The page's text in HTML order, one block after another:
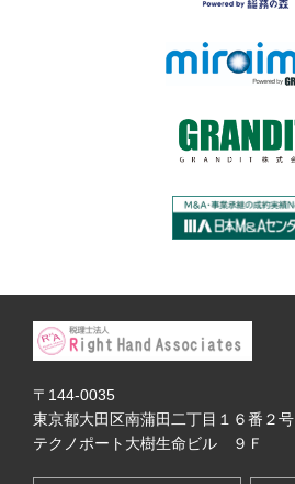
〒144-0035
東京都大田区南蒲田二丁目１６番２号
テクノポート大樹生命ビル ９Ｆ